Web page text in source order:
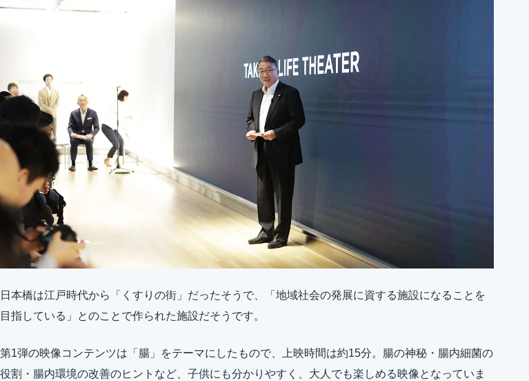
日本橋は江戸時代から「くすりの街」だったそうで、「地域社会の発展に資する施設になることを
目指している」とのことで作られた施設だそうです。
第1弾の映像コンテンツは「腸」をテーマにしたもので、上映時間は約15分。腸の神秘・腸内細菌の
役割・腸内環境の改善のヒントなど、子供にも分かりやすく、大人でも楽しめる映像となっていま